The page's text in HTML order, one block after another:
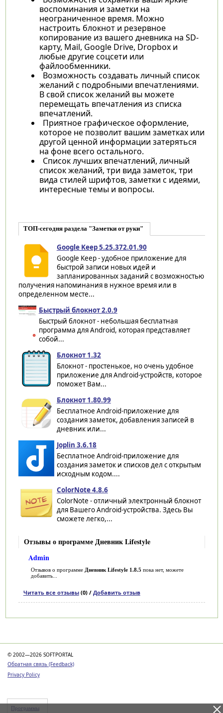
воспоминания и заметки на
неограниченное время. Можно
настроить блокнот и резервное
копирование из вашего дневника на SD-
карту, Mail, Google Drive, Dropbox и
любые другие соцсети или
файлообменники.
Возможность создавать личный список
желаний с подробными впечатлениями.
В свой список желаний вы можете
перемещать впечатления из списка
впечатлений.
Приятное графическое оформление,
которое не позволит вашим заметках или
другой ценной информации затеряться
на фоне всего остального.
Список лучших впечатлений, личный
список желаний, три вида заметок, три
вида стилей шрифтов, заметки с идеями,
интересные темы и вопросы.
ТОП-сегодня раздела "Заметки от руки"
Google Keep 5.25.372.01.90
Google Keep - удобное приложение для
быстрой записи новых идей и
запланированных заданий с возможностью
получения напоминания в нужное время или в
определенном месте...
Быстрый блокнот 2.0.9
Быстрый блокнот - небольшая бесплатная
программа для Android, которая представляет
собой...
Блокнот 1.32
Блокнот - простенькое, но очень удобное
приложение для Android-устройств, которое
поможет Вам...
Блокнот 1.80.99
Бесплатное Android-приложение для
создания заметок, добавления записей в
дневник или...
Joplin 3.6.18
Бесплатное Android-приложение для
создания заметок и списков дел с открытым
исходным кодом....
ColorNote 4.8.6
ColorNote - отличный электронный блокнот
для Вашего Android-устройства. Здесь Вы
сможете легко,...
Отзывы о программе Дневник Lifestyle
Admin
Отзывов о программе Дневник Lifestyle 1.8.5 пока нет, можете
добавить...
Читать все отзывы(0) / Добавить отзыв
© 2002—2026 SOFTPORTAL
Обратная связь (Feedback)
Privacy Policy
Программы